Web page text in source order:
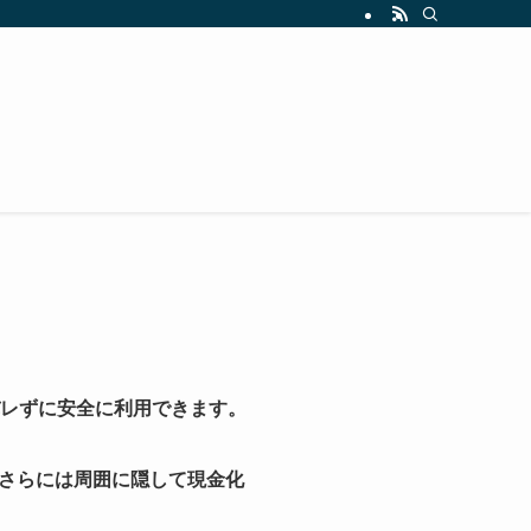
ずに安全に利用できます。
らには周囲に隠して現金化